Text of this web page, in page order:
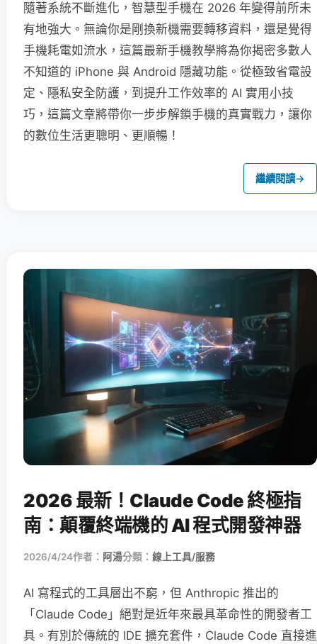
隨著系統不斷進化，智慧型手機在 2026 年變得前所未
有地強大。無論你是剛換新機需要轉移資料，還是覺得
手機耗電如流水，這篇最新手機教學將為你揭密多數人
不知道的 iPhone 與 Android 隱藏功能。從極致省電設
定、隱私安全防護，到提升工作效率的 AI 實用小技
巧，這篇文章將帶你一步步解鎖手機的真實戰力，讓你
的數位生活更聰明、更順暢！
繼續閱讀→
2026 最新！Claude Code 終極指
南：顛覆終端機的 AI 程式開發神器
2026/4/24作者： 阿湯分類： 線上工具/服務
AI 寫程式的工具層出不窮，但 Anthropic 推出的
「Claude Code」絕對是近年來最具革命性的開發者工
具。有別於傳統的 IDE 擴充套件，Claude Code 直接進